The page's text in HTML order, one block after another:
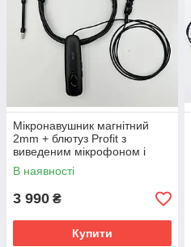
Мікронавушник магнітний
2mm + блютуз Profit з
виведеним мікрофоном і
кнопкою "Телеграф"
В наявності
3 990 ₴
Купити